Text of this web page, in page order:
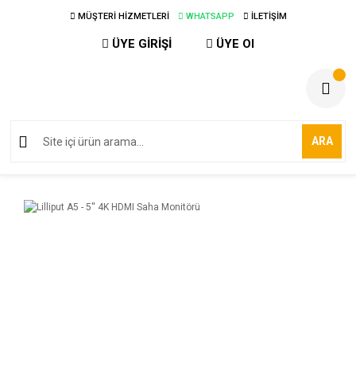
MÜŞTERİ HİZMETLERİ WHATSAPP İLETİŞİM
ÜYE GİRİŞİ ÜYE Ol
ARA